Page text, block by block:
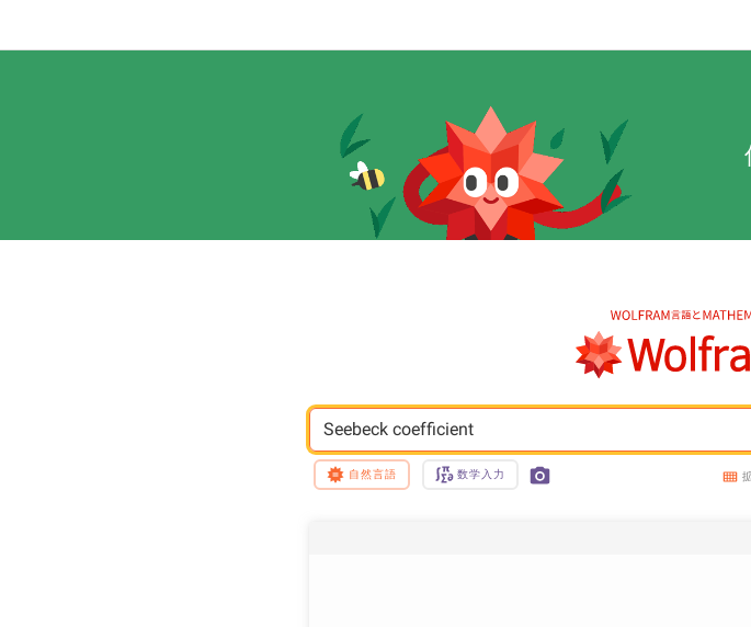
Seebeck coefficient
自然言語 数学入力